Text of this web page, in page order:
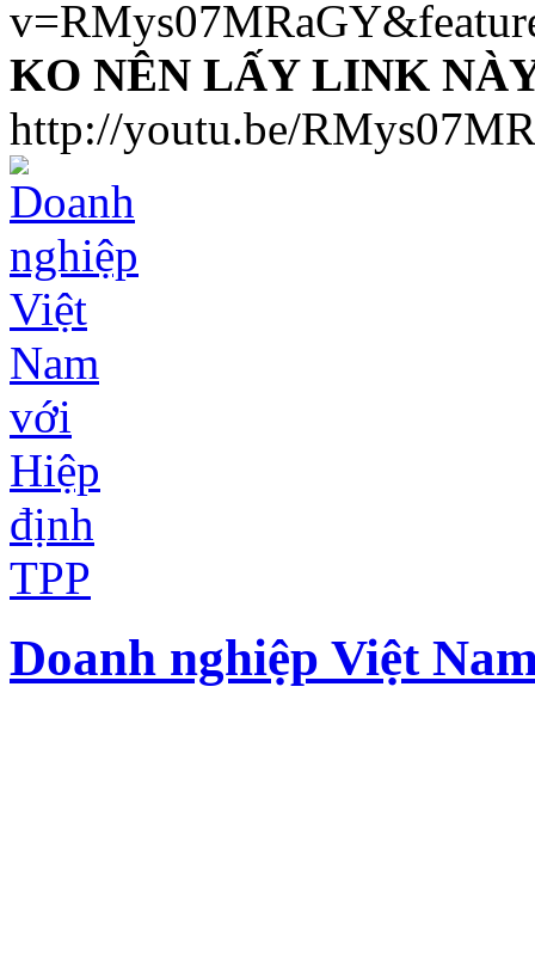
KO NÊN LẤY LINK
http://youtu.be/
Doanh nghiệp Việt